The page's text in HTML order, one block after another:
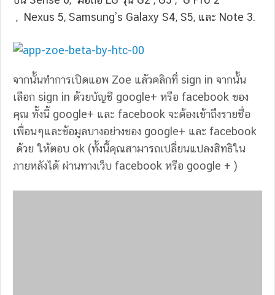
, Nexus 5, Samsung’s Galaxy S4, S5, และ Note 3.
จากนั้นทำการเปิดแอพ Zoe แล้วคลิกที่ sign in จากนั้น
เลือก sign in ด้วยบัญชี google+ หรือ facebook ของ
คุณ ทั้งนี้ google+ และ facebook จะต้องเข้าถึงรายชื่อ
เพื่อนๆและข้อมูลบางอย่างของ google+ และ facebook
ด้วย ให้ตอบ ok (ทั้งนี้คุณสามารถเปลี่ยนแปลงสิทธิใน
ภายหลังได้ ผ่านทางเว็บ facebook หรือ google + )